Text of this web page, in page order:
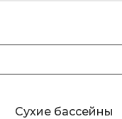
Сухие бассейны